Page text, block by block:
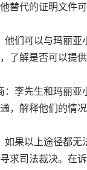
替代的证明文件
们可以与玛丽亚
了解是否可以提
李先生和玛丽亚
，解释他们的情
果以上途径都无
求司法裁决。在